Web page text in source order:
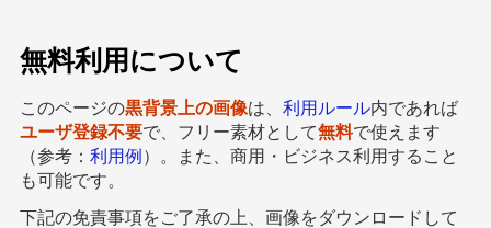
無料利用について
このページの黒背景上の画像は、 利用ルール内であれば
ユーザ登録不要で、フリー素材として無料で使えます
（参考： 利用例）。また、商用・ビジネス利用すること
も可能です。
下記の免責事項をご了承の上、画像をダウンロードして